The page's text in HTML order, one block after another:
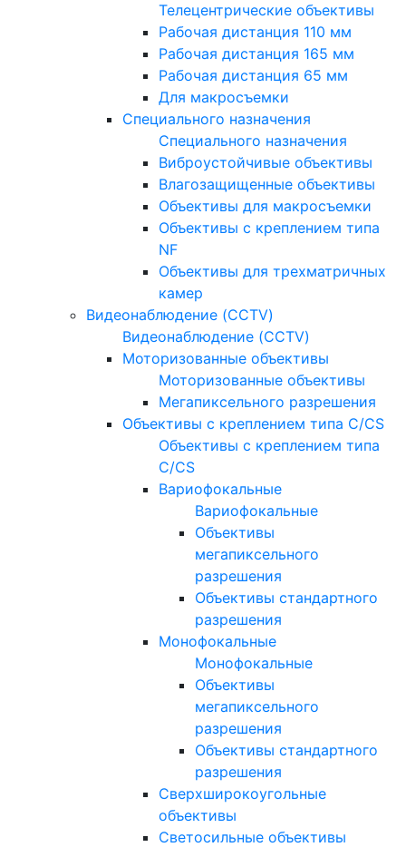
Телецентрические объективы
Рабочая дистанция 110 мм
Рабочая дистанция 165 мм
Рабочая дистанция 65 мм
Для макросъемки
Специального назначения
Специального назначения
Виброустойчивые объективы
Влагозащищенные объективы
Объективы для макросъемки
Объективы с креплением типа
NF
Объективы для трехматричных
камер
Видеонаблюдение (CCTV)
Видеонаблюдение (CCTV)
Моторизованные объективы
Моторизованные объективы
Мегапиксельного разрешения
Объективы с креплением типа C/CS
Объективы с креплением типа
C/CS
Вариофокальные
Вариофокальные
Объективы
мегапиксельного
разрешения
Объективы стандартного
разрешения
Монофокальные
Монофокальные
Объективы
мегапиксельного
разрешения
Объективы стандартного
разрешения
Сверхширокоугольные
объективы
Светосильные объективы